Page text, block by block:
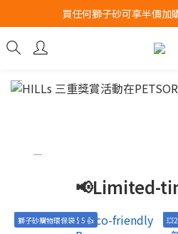
Airbuggy 全線現貨8折！
買任何獅子砂可享半價加
Airbuggy 全線現貨8折
📢Limited-
獅子砂購物環保袋 $ 5 👍